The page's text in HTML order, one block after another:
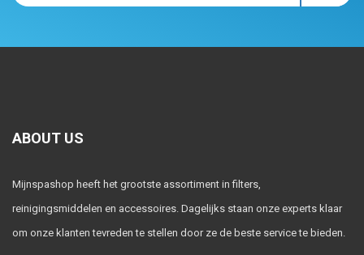
ABOUT US
Mijnspashop heeft het grootste assortiment in filters,
reinigingsmiddelen en accessoires. Dagelijks staan onze experts klaar
om onze klanten tevreden te stellen door ze de beste service te bieden.